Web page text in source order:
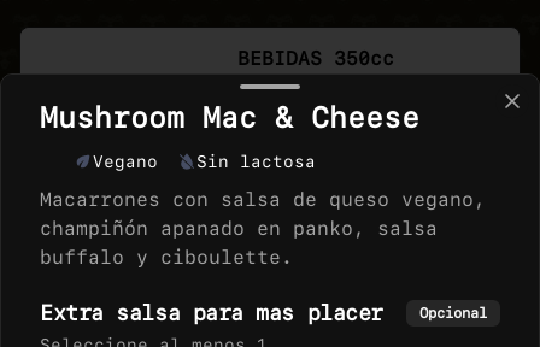
BEBIDAS 350cc
Acompaña tu pizza o macarron
con tu bebida favorita, version
350 cc lata,
Variedad de Helados de la marca
Vegice, sabor que te
sorprenderan.
Mushroom Mac & Cheese
Vegano Sin lactosa
Macarrones con salsa de queso vegano,
champiñón apanado en panko, salsa
buffalo y ciboulette.
Extra salsa para mas placer Opcional